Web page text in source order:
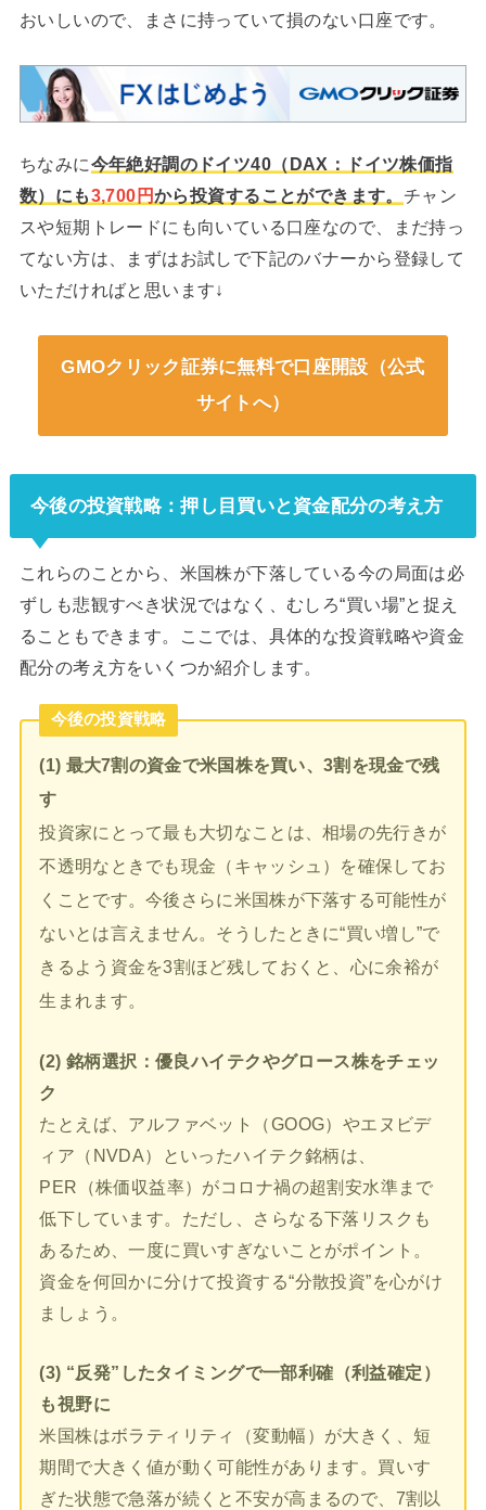
おいしいので、まさに持っていて損のない口座です。
ちなみに今年絶好調のドイツ40（DAX：ドイツ株価指
数）にも3,700円から投資することができます。 チャン
スや短期トレードにも向いている口座なので、まだ持っ
てない方は、まずはお試しで下記のバナーから登録して
いただければと思います↓
GMOクリック証券に無料で口座開設（公式
サイトへ）
今後の投資戦略：押し目買いと資金配分の考え方
これらのことから、米国株が下落している今の局面は必
ずしも悲観すべき状況ではなく、むしろ“買い場”と捉え
ることもできます。ここでは、具体的な投資戦略や資金
配分の考え方をいくつか紹介します。
今後の投資戦略
(1) 最大7割の資金で米国株を買い、3割を現金で残
す
投資家にとって最も大切なことは、相場の先行きが
不透明なときでも現金（キャッシュ）を確保してお
くことです。今後さらに米国株が下落する可能性が
ないとは言えません。そうしたときに“買い増し”で
きるよう資金を3割ほど残しておくと、心に余裕が
生まれます。
(2) 銘柄選択：優良ハイテクやグロース株をチェッ
ク
たとえば、アルファベット（GOOG）やエヌビデ
ィア（NVDA）といったハイテク銘柄は、
PER（株価収益率）がコロナ禍の超割安水準まで
低下しています。ただし、さらなる下落リスクも
あるため、一度に買いすぎないことがポイント。
資金を何回かに分けて投資する“分散投資”を心がけ
ましょう。
(3) “反発”したタイミングで一部利確（利益確定）
も視野に
米国株はボラティリティ（変動幅）が大きく、短
期間で大きく値が動く可能性があります。買いす
ぎた状態で急落が続くと不安が高まるので、7割以